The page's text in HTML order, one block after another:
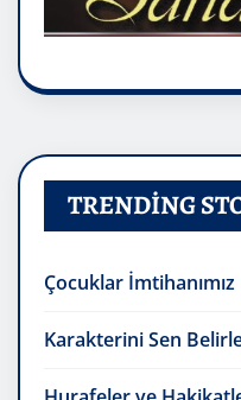
TRENDING
Çocuklar İmtihanımız
Karakterini Sen